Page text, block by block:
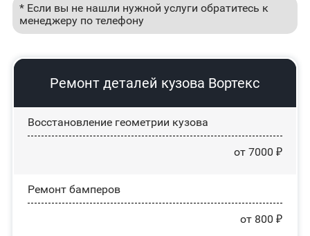
* Если вы не нашли нужной услуги обратитесь к
менеджеру по телефону
Ремонт деталей кузова Вортекс
Восстановление геометрии кузова
от 7000 ₽
Ремонт бамперов
от 800 ₽